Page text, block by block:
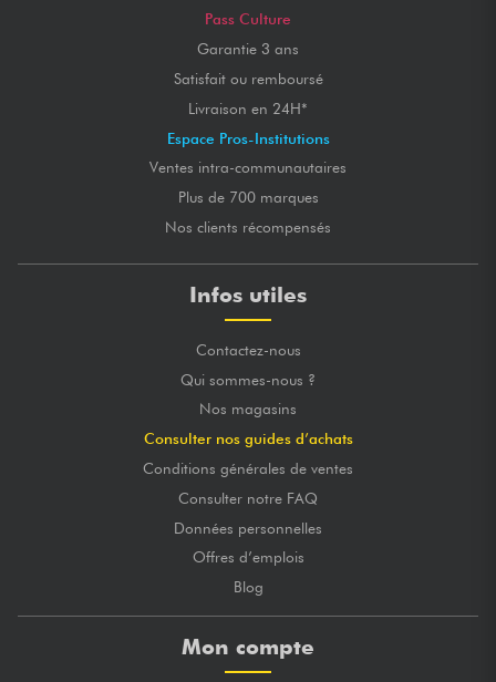
Pass Culture
Garantie 3 ans
Satisfait ou remboursé
Livraison en 24H*
Espace Pros-Institutions
Ventes intra-communautaires
Plus de 700 marques
Nos clients récompensés
Infos utiles
Contactez-nous
Qui sommes-nous ?
Nos magasins
Consulter nos guides d’achats
Conditions générales de ventes
Consulter notre FAQ
Données personnelles
Offres d’emplois
Blog
Mon compte